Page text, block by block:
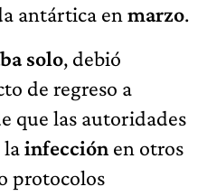
antártica en marzo.
solo, debió
de regreso a
que las autoridades
lainfección en otros
protocolos